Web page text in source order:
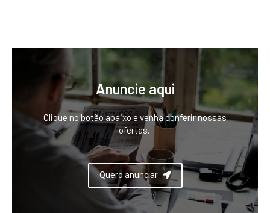
Anuncie aqui
Clique no botão abaixo e venha conferir nossas
ofertas.
Quero anunciar